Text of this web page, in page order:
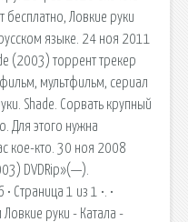
Ловкие руки
языке. 24 ноя 2011
(2003) торрент трекер
мультфильм, сериал
Shade. Сорвать крупный
Для этого нужна
кое-кто. 30 ноя 2008
DVDRip»(—).
Страница 1 из 1 •. •
Ловкие руки - Катала -